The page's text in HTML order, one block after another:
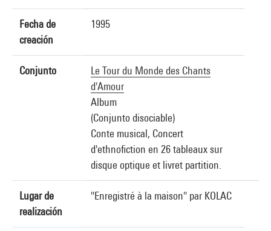
Fecha de
creación
1995
Conjunto
Le Tour du Monde des Chants
d'Amour
Album
(Conjunto disociable)
Conte musical, Concert
d'ethnofiction en 26 tableaux sur
disque optique et livret partition.
Lugar de
realización
"Enregistré à la maison" par KOLAC